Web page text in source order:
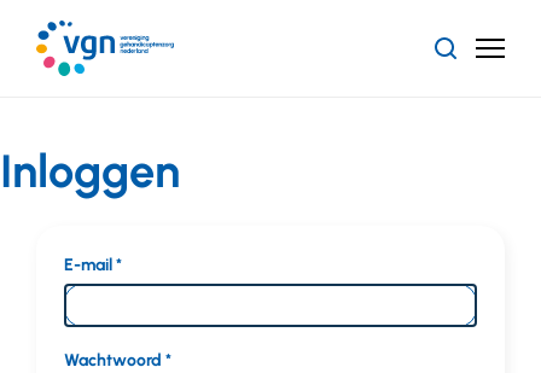
naar
hoofdinhoud
ZoekenMenu
Inloggen
E-mail
Wachtwoord